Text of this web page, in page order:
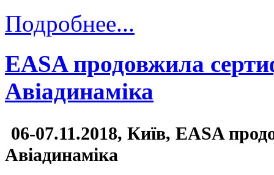
Подробнее...
EASA продовжила
Авіадинаміка
06-07.11.2018, Київ, EASA
Авіадинаміка